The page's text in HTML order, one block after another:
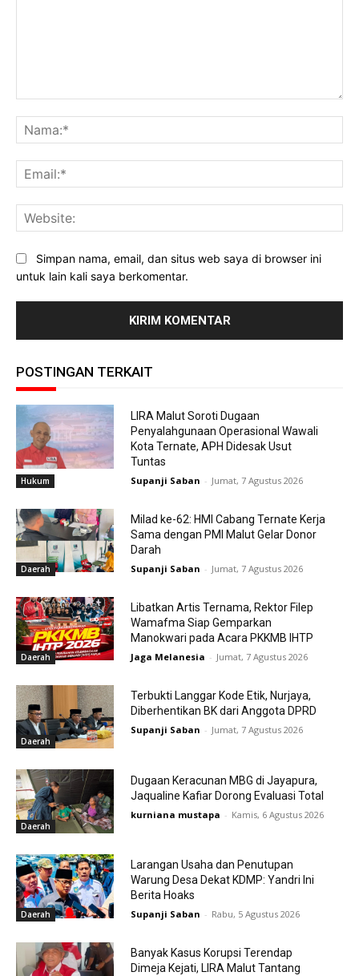
Simpan nama, email, dan situs web saya di browser ini
untuk lain kali saya berkomentar.
POSTINGAN TERKAIT
Hukum
LIRA Malut Soroti Dugaan
Penyalahgunaan Operasional Wawali
Kota Ternate, APH Didesak Usut
Tuntas
Supanji Saban - Jumat, 7 Agustus 2026
Daerah
Milad ke-62: HMI Cabang Ternate Kerja
Sama dengan PMI Malut Gelar Donor
Darah
Supanji Saban - Jumat, 7 Agustus 2026
Daerah
Libatkan Artis Ternama, Rektor Filep
Wamafma Siap Gemparkan
Manokwari pada Acara PKKMB IHTP
Jaga Melanesia - Jumat, 7 Agustus 2026
Daerah
Terbukti Langgar Kode Etik, Nurjaya,
Diberhentikan BK dari Anggota DPRD
Supanji Saban - Jumat, 7 Agustus 2026
Daerah
Dugaan Keracunan MBG di Jayapura,
Jaqualine Kafiar Dorong Evaluasi Total
kurniana mustapa - Kamis, 6 Agustus 2026
Daerah
Larangan Usaha dan Penutupan
Warung Desa Dekat KDMP: Yandri Ini
Berita Hoaks
Supanji Saban - Rabu, 5 Agustus 2026
Banyak Kasus Korupsi Terendap
Dimeja Kejati, LIRA Malut Tantang